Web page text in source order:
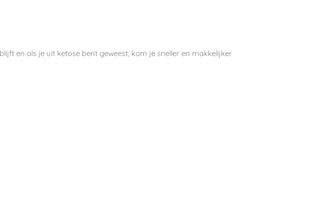
en als je uit ketose bent geweest, kom je sneller en makkelijker